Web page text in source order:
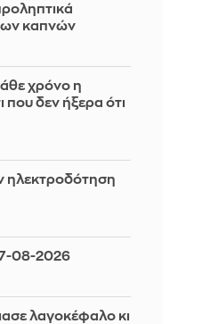
καπνών
χρόνο η
που δεν ήξερα ότι
ηλεκτροδότηση
08-2026
λαγοκέφαλο κι